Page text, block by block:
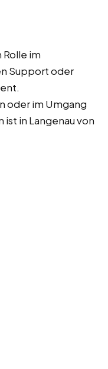
Rolle im
Support oder
oder im Umgang
in Langenau von